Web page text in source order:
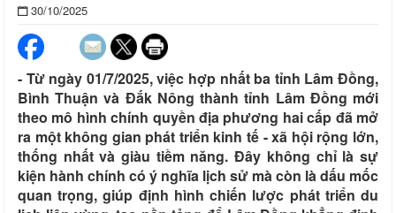
30/10/2025
- Từ ngày 01/7/2025, việc hợp nhất ba tỉnh Lâm Đồng,
Bình Thuận và Đắk Nông thành tỉnh Lâm Đồng mới
theo mô hình chính quyền địa phương hai cấp đã mở
ra một không gian phát triển kinh tế - xã hội rộng lớn,
thống nhất và giàu tiềm năng. Đây không chỉ là sự
kiện hành chính có ý nghĩa lịch sử mà còn là dấu mốc
quan trọng, giúp định hình chiến lược phát triển du